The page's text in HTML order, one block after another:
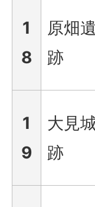
1
8
原畑遺
跡
1
9
大見
跡